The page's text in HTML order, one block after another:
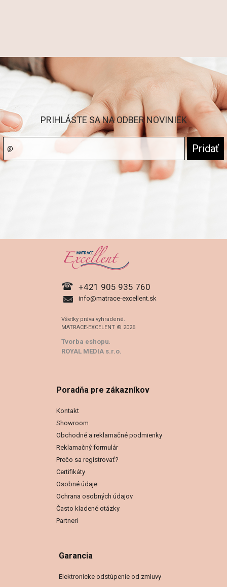
PRIHLÁSTE SA NA ODBER NOVINIEK
+421 905 935 760
info@matrace-excellent.sk
Všetky práva vyhradené.
MATRACE-EXCELENT © 2026
Tvorba eshopu:
ROYAL MEDIA s.r.o.
Poradňa pre zákazníkov
Kontakt
Showroom
Obchodné a reklamačné podmienky
Reklamačný formulár
Prečo sa registrovať?
Certifikáty
Osobné údaje
Ochrana osobných údajov
Často kladené otázky
Partneri
Garancia
Elektronicke odstúpenie od zmluvy